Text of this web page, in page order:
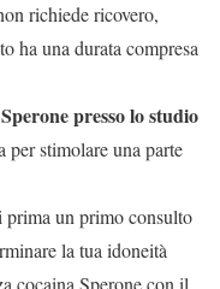
richiede ricovero,
ha una durata compresa
presso lo studio
per stimolare una parte
prima un primo consulto
la tua idoneità
cocaina Sperone con il